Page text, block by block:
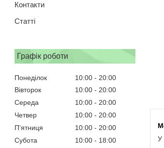
Контакти
Статті
Графік роботи
Понеділок 10:00
20:00
Вівторок
10:00
20:00
Середа
10:00
20:00
Четвер
10:00
20:00
Пʼятниця
10:00
20:00
Субота
10:00
18:00
У